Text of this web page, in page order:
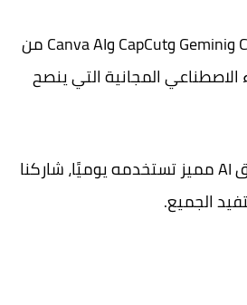
ويظل تطبيق ChatGPT وGemini وCapCut وCanva AI من
المجانية التي ينصح
إذا كان لديك أي تطبيق AI مميز تستخدمه يوميًا، شاركنا
الجميع.